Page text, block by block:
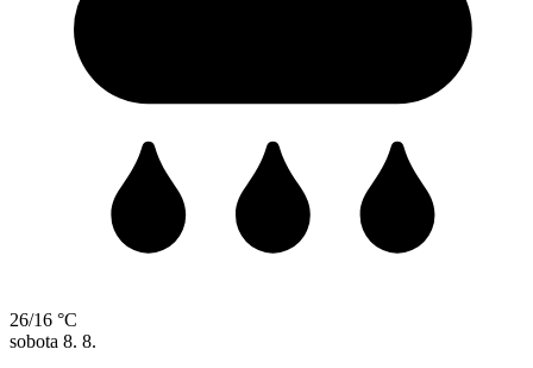
26/16 °C
sobota 8. 8.